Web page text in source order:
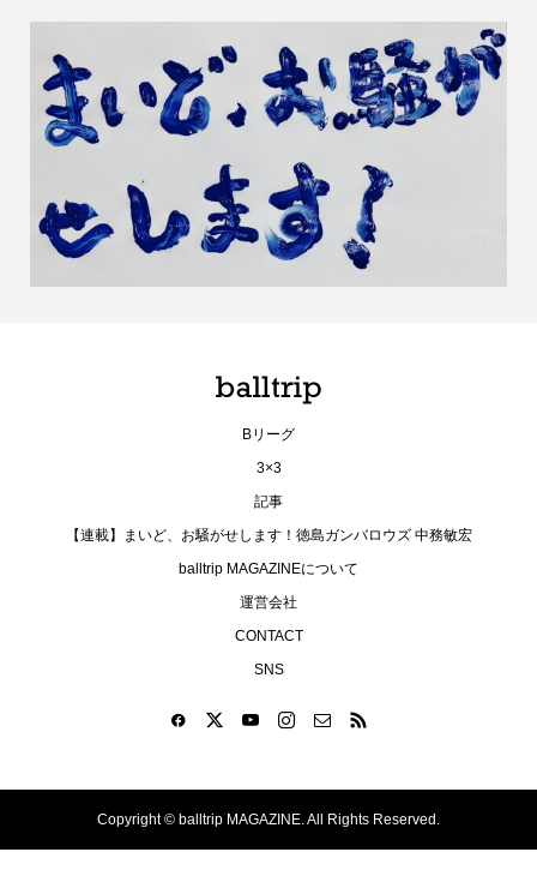
Bリーグ
3×3
記事
【連載】まいど、お騒がせします！徳島ガンバロウズ 中務敏宏
balltrip MAGAZINEについて
運営会社
CONTACT
SNS
Copyright © balltrip MAGAZINE. All Rights Reserved.